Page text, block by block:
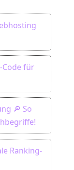
Code für
🔎 So
Ranking-